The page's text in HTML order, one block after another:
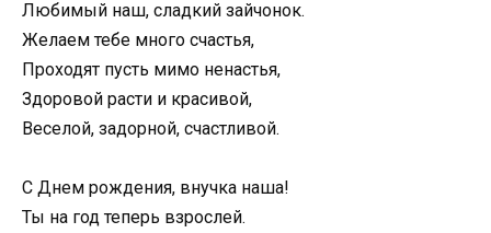
Любимый наш, сладкий зайчонок.
Желаем тебе много счастья,
Проходят пусть мимо ненастья,
Здоровой расти и красивой,
Веселой, задорной, счастливой.
С Днем рождения, внучка наша!
Ты на год теперь взрослей.